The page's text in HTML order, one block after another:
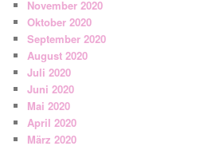
November 2020
Oktober 2020
September 2020
August 2020
Juli 2020
Juni 2020
Mai 2020
April 2020
März 2020